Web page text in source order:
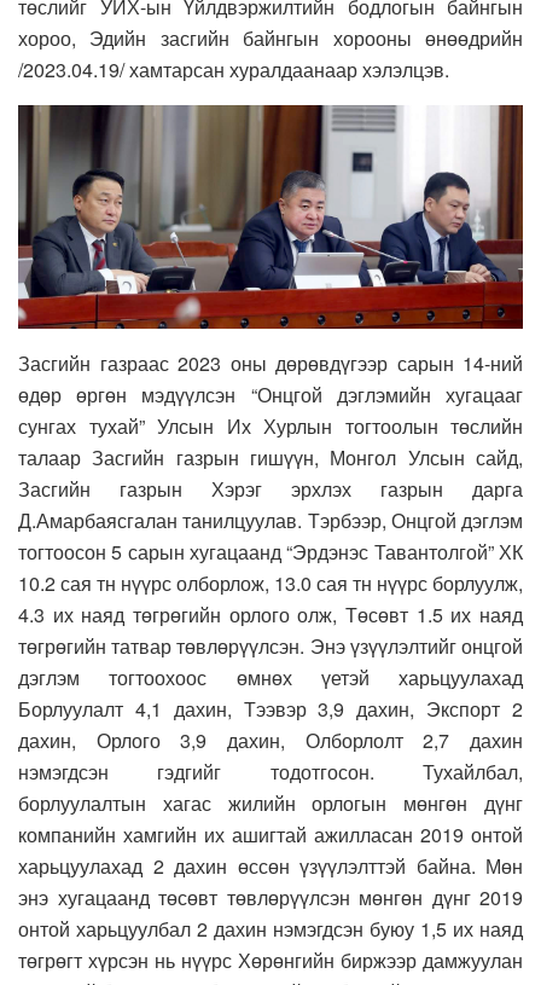
төслийг УИХ-ын Үйлдвэржилтийн бодлогын байнгын
хороо, Эдийн засгийн байнгын хорооны өнөөдрийн
/2023.04.19/ хамтарсан хуралдаанаар хэлэлцэв.
Засгийн газраас 2023 оны дөрөвдүгээр сарын 14-ний
өдөр өргөн мэдүүлсэн “Онцгой дэглэмийн хугацааг
сунгах тухай” Улсын Их Хурлын тогтоолын төслийн
талаар Засгийн газрын гишүүн, Монгол Улсын сайд,
Засгийн газрын Хэрэг эрхлэх газрын дарга
Д.Амарбаясгалан танилцуулав. Тэрбээр, Онцгой дэглэм
тогтоосон 5 сарын хугацаанд “Эрдэнэс Тавантолгой” ХК
10.2 сая тн нүүрс олборлож, 13.0 сая тн нүүрс борлуулж,
4.3 их наяд төгрөгийн орлого олж, Төсөвт 1.5 их наяд
төгрөгийн татвар төвлөрүүлсэн. Энэ үзүүлэлтийг онцгой
дэглэм тогтоохоос өмнөх үетэй харьцуулахад
Борлуулалт 4,1 дахин, Тээвэр 3,9 дахин, Экспорт 2
дахин, Орлого 3,9 дахин, Олборлолт 2,7 дахин
нэмэгдсэн гэдгийг тодотгосон. Тухайлбал,
борлуулалтын хагас жилийн орлогын мөнгөн дүнг
компанийн хамгийн их ашигтай ажилласан 2019 онтой
харьцуулахад 2 дахин өссөн үзүүлэлттэй байна. Мөн
энэ хугацаанд төсөвт төвлөрүүлсэн мөнгөн дүнг 2019
онтой харьцуулбал 2 дахин нэмэгдсэн буюу 1,5 их наяд
төгрөгт хүрсэн нь нүүрс Хөрөнгийн биржээр дамжуулан